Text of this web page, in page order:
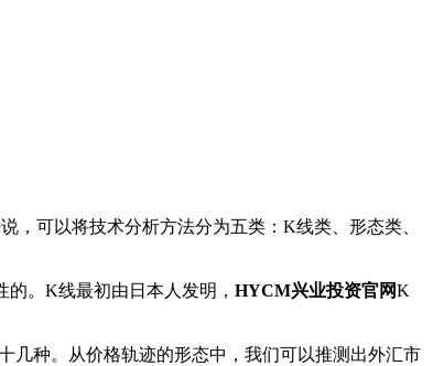
，可以将技术分析方法分为五类：K线类、形态类、
。K线最初由日本人发明， HYCM兴业投资官网K
几种。从价格轨迹的形态中，我们可以推测出外汇市